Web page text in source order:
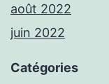
août 2022
juin 2022
Catégories